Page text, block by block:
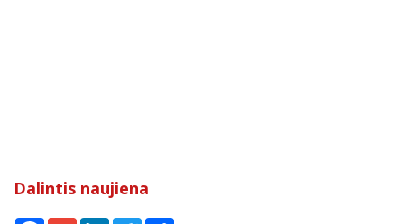
Dalintis naujiena